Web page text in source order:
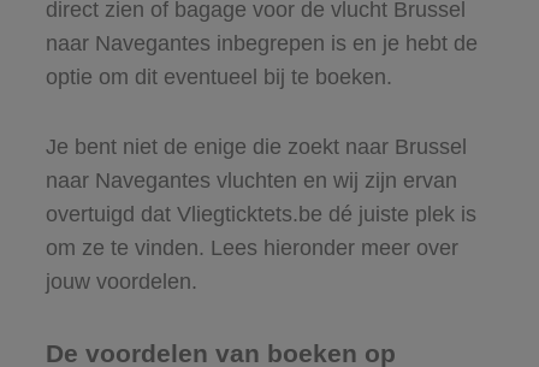
direct zien of bagage voor de vlucht Brussel
naar Navegantes inbegrepen is en je hebt de
optie om dit eventueel bij te boeken.
Je bent niet de enige die zoekt naar Brussel
naar Navegantes vluchten en wij zijn ervan
overtuigd dat Vliegticktets.be dé juiste plek is
om ze te vinden. Lees hieronder meer over
jouw voordelen.
De voordelen van boeken op